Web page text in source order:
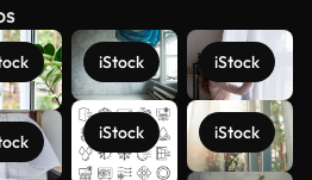
iStock
iStock
iStock
iStock